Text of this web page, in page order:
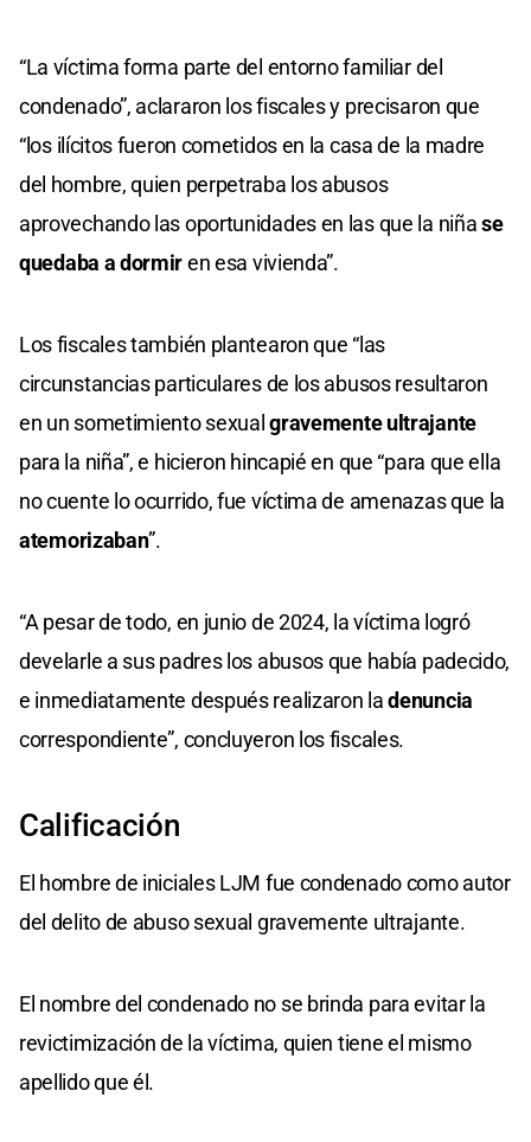
“La víctima forma parte del entorno familiar del
condenado”, aclararon los fiscales y precisaron que
“los ilícitos fueron cometidos en la casa de la madre
del hombre, quien perpetraba los abusos
aprovechando las oportunidades en las que la niñase
quedaba a dormiren esa vivienda”.
Los fiscales también plantearon que “las
circunstancias particulares de los abusos resultaron
en un sometimiento sexualgravemente ultrajante
para la niña”, e hicieron hincapié en que “para que ella
no cuente lo ocurrido, fue víctima de amenazas que la
atemorizaban”.
“A pesar de todo, en junio de 2024, la víctima logró
develarle a sus padres los abusos que había padecido,
e inmediatamente después realizaron ladenuncia
correspondiente”, concluyeron los fiscales.
Calificación
El hombre de iniciales LJM fue condenado como autor
del delito de abuso sexual gravemente ultrajante.
El nombre del condenado no se brinda para evitar la
revictimización de la víctima, quien tiene el mismo
apellido que él.